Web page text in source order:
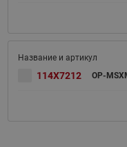
114X7212 OP-